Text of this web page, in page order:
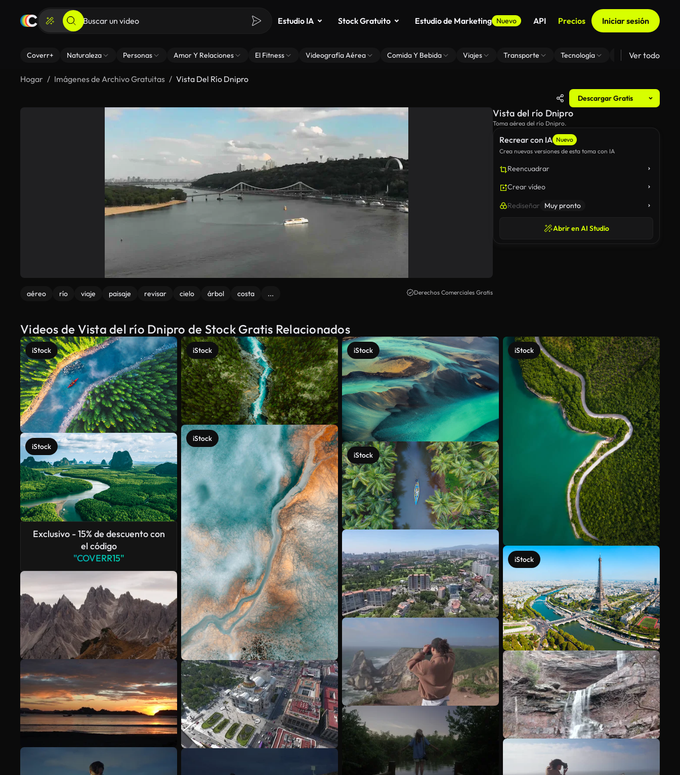
Estudio IA Stock Gratuito Estudio de Marketing Nuevo API Precios Iniciar sesión
Coverr+ Naturaleza Personas Amor Y Relaciones El Fitness Videografía Aérea Comida Y Bebida Viajes Transporte Tecnología Zoom De Fondo
Ver todo
Hogar Imágenes de Archivo Gratuitas Vista Del Río Dnipro
Descargar Gratis
aéreo río viaje paisaje revisar cielo árbol costa ... Derechos Comerciales Gratis
Recrear con IA Nuevo
Crea nuevas versiones de esta toma con IA
Reencuadrar
Crear vídeo
Rediseñar Muy pronto
Abrir en AI Studio
Vista del río Dnipro
Toma aérea del río Dnipro.
Videos de Vista del río Dnipro de Stock Gratis Relacionados
iStock
iStock
Exclusivo - 15% de descuento con
el código
"COVERR15"
iStock
iStock
iStock
iStock
iStock
iStock
Ver más